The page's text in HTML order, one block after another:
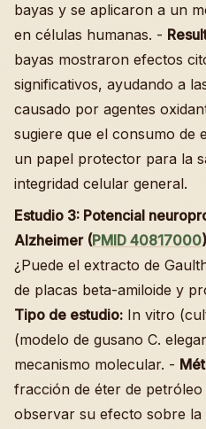
bayas y se aplicaron a un
en células humanas. -
bayas mostraron efectos
significativos, ayudando a
causado por agentes
sugiere que el consumo de
un papel protector para la
integridad celular general.
Estudio 3: Potencial
Alzheimer (PMID 40817000)
¿Puede el extracto de
de placas beta-amiloide y
Tipo de estudio: In vitro
(modelo de gusano C.
mecanismo molecular. -
fracción de éter de
observar su efecto sobre la